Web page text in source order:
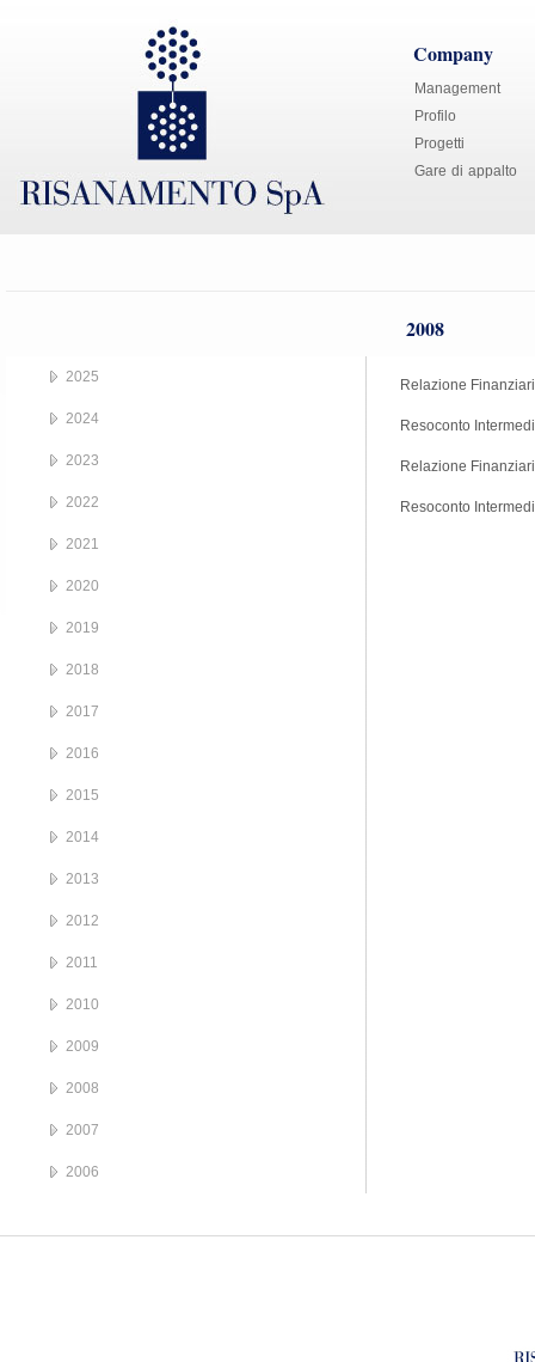
Company
Management
Profilo
Progetti
Gare di appalto
2008
Relazione
Resoconto
Relazione
Resoconto
2025
2024
2023
2022
2021
2020
2019
2018
2017
2016
2015
2014
2013
2012
2011
2010
2009
2008
2007
2006